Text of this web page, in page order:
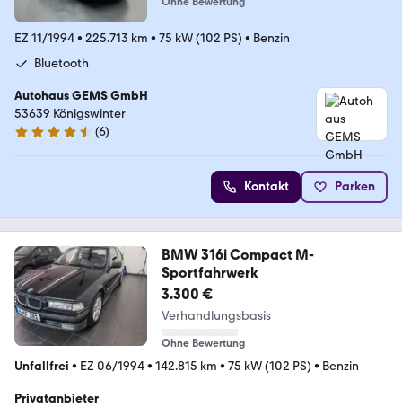
EZ 11/1994• 225.713 km • 75 kW (102 PS) • Benzin
Bluetooth
Autohaus GEMS GmbH
53639 Königswinter
4.5 Sterne
(6)
Kontakt Parken
BMW 316i Compact M-
Sportfahrwerk
3.300 €
Verhandlungsbasis
Ohne Bewertung
Unfallfrei • EZ 06/1994• 142.815 km • 75 kW (102 PS) • Benzin
Privatanbieter